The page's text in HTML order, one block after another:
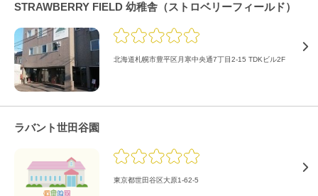
STRAWBERRY FIELD 幼稚舎（ストロベリーフィールド）
北海道札幌市豊平区月寒中央通7丁目2-15 TDKビル2F
ラバント世田谷園
東京都世田谷区大原1-62-5